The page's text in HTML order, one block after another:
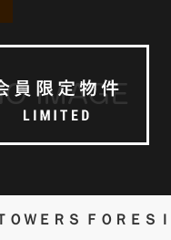
ＯＷＥＲＳ ＦＯＲＥＳＩ